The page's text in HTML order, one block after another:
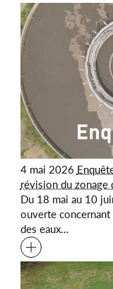
4 mai 2026
révision du zonage
Du 18 mai au 10
ouverte concernant
des eaux…